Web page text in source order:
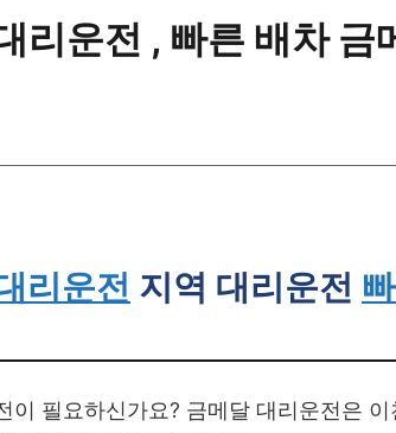
리운전 , 빠른 배차
리운전 지역 대리운전
이 필요하신가요? 금메달 대리운전은